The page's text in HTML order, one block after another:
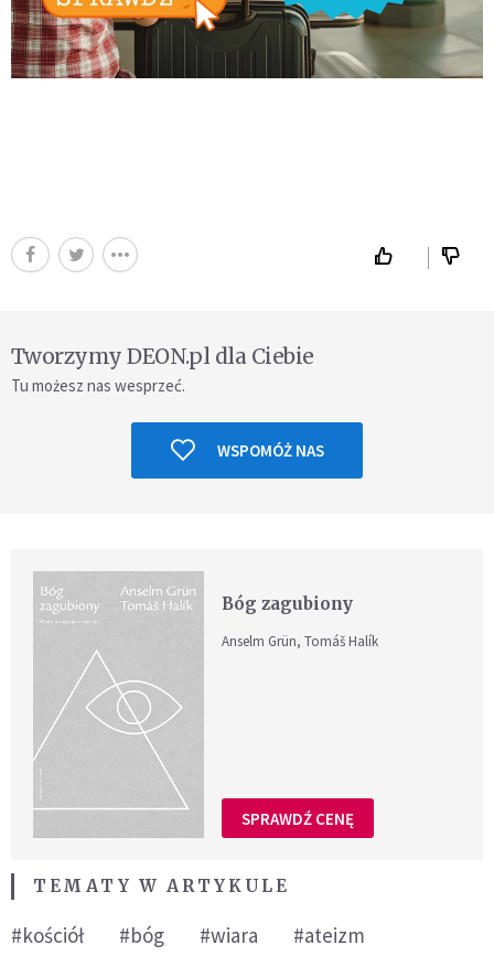
Tworzymy DEON.pl dla Ciebie
Tu możesz nas wesprzeć.
WSPOMÓŻ NAS
Bóg zagubiony
Anselm Grün, Tomáš Halík
SPRAWDŹ CENĘ
TEMATY W ARTYKULE
#kościół #bóg #wiara
#ateizm